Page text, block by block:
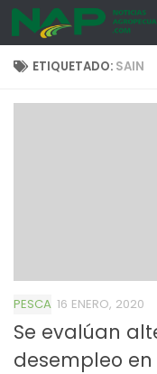
Skip to content
ETIQUETADO: SAIN
PESCA 16 ENERO, 2020
Se evalúan
desempleo